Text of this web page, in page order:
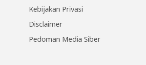
Kebijakan Privasi
Disclaimer
Pedoman Media Siber